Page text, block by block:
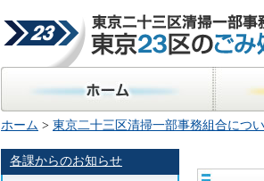
東京二十三区清掃一部事務組
23区のごみ処理
ホーム 区民の皆
ホーム > 東京二十三区清掃一部事務組合につ
各課からのお知らせ